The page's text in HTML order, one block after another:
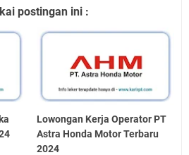
postingan ini :
Lowongan Kerja Operator PT
Astra Honda Motor Terbaru
2024